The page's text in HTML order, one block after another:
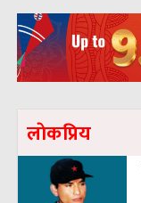
लाेकप्रिय